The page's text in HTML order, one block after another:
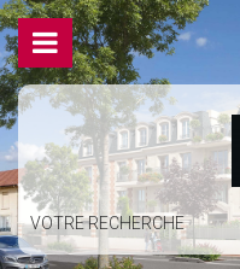
VOTRE RECHERCHE